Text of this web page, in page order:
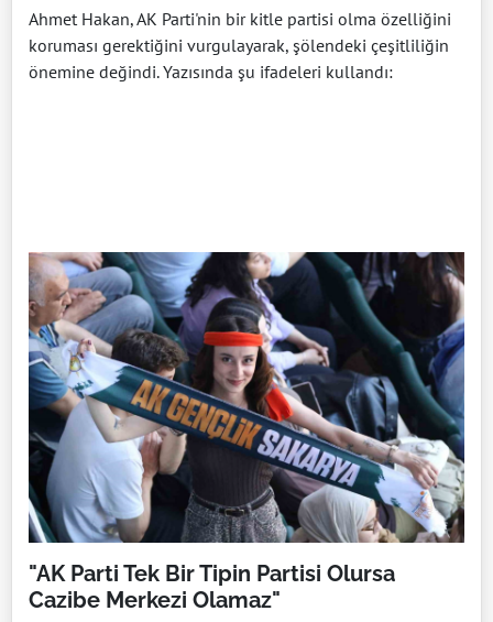
Ahmet Hakan, AK Parti'nin bir kitle partisi olma özelliğini
koruması gerektiğini vurgulayarak, şölendeki çeşitliliğin
önemine değindi. Yazısında şu ifadeleri kullandı:
"AK Parti Tek Bir Tipin Partisi Olursa
Cazibe Merkezi Olamaz"